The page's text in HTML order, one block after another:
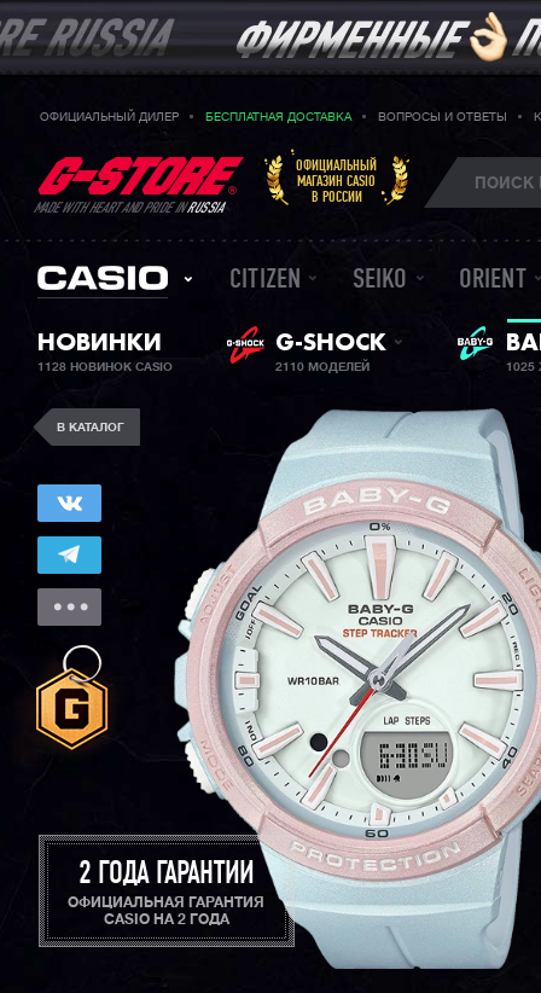
ОФИЦИАЛЬНЫЙ ДИЛЕР БЕСПЛАТНАЯ ДОСТАВКА ВОПРОСЫ И ОТВЕТЫ
MADE WITH HEART AND PRIDE INRUSSIA
ОФИЦИАЛЬНЫЙ
МАГАЗИН CASIO
В РОССИИ
CITIZEN SEIKO ORIENT
НОВИНКИ
1128 НОВИНОК CASIO
G-SHOCK
2110 МОДЕЛЕЙ
В КАТАЛОГ
2 ГОДА ГАРАНТИИ
ОФИЦИАЛЬНАЯ ГАРАНТИЯ
CASIO НА 2 ГОДА